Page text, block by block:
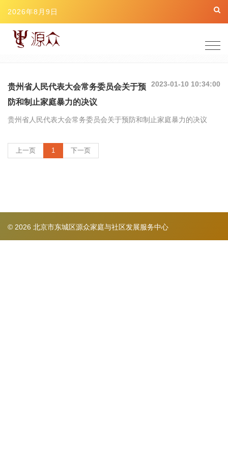
2026年8月9日
2023-01-10 10:34:00
贵州省人民代表大会常务委员会关于预
防和制止家庭暴力的决议
贵州省人民代表大会常务委员会关于预防和制止家庭暴力的决议
上一页 1 (current)下一页
© 2026 北京市东城区源众家庭与社区发展服务中心